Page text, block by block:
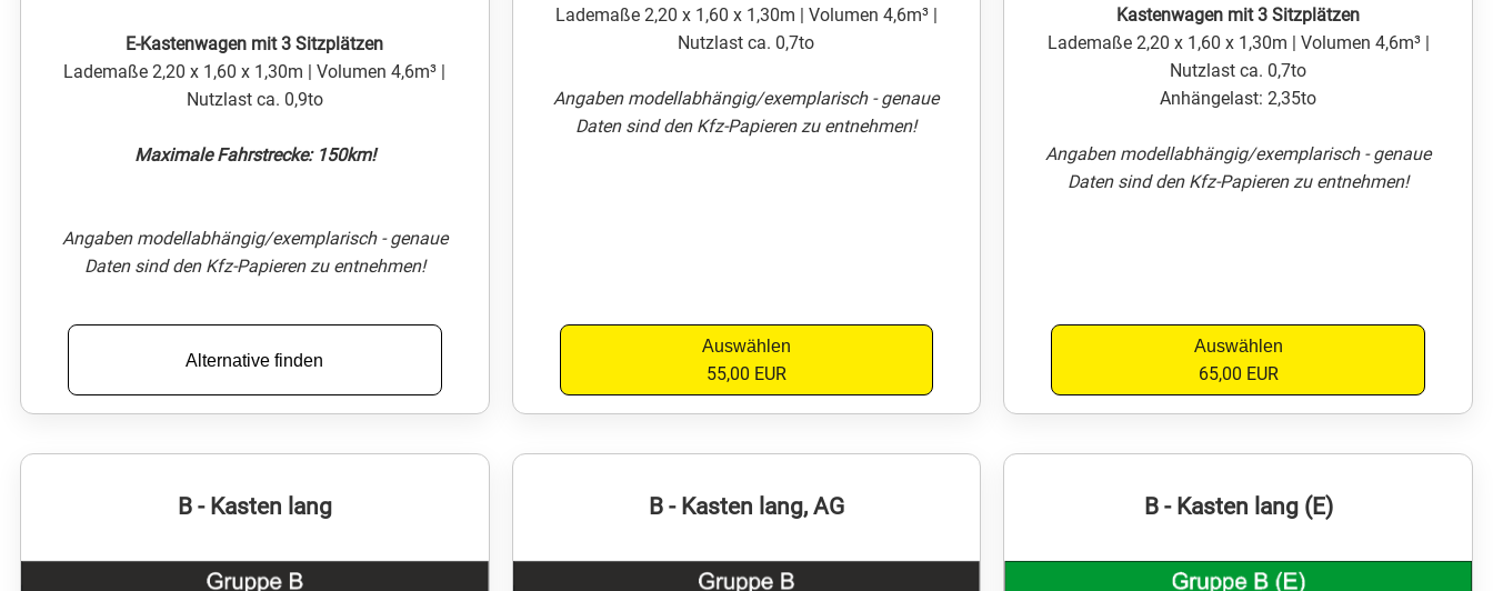
E-Kastenwagen mit 3 Sitzplätzen
Lademaße 2,20 x 1,60 x 1,30m | Volumen 4,6m³ |
Nutzlast ca. 0,9to
Maximale Fahrstrecke: 150km!
Angaben modellabhängig/exemplarisch - genaue
Daten sind den Kfz-Papieren zu entnehmen!
Alternative finden
Lademaße 2,20 x 1,60 x 1,30m | Volumen 4,6m³ |
Nutzlast ca. 0,7to
Angaben modellabhängig/exemplarisch - genaue
Daten sind den Kfz-Papieren zu entnehmen!
Auswählen
55,00 EUR
Kastenwagen mit 3 Sitzplätzen
Lademaße 2,20 x 1,60 x 1,30m | Volumen 4,6m³ |
Nutzlast ca. 0,7to
Anhängelast: 2,35to
Angaben modellabhängig/exemplarisch - genaue
Daten sind den Kfz-Papieren zu entnehmen!
Auswählen
65,00 EUR
B - Kasten lang B - Kasten lang, AG B - Kasten lang (E)